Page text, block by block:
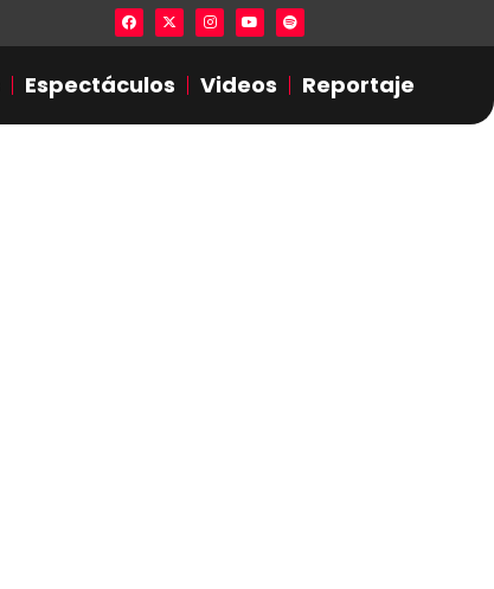
Lista en excel expone presuntas
Espectáculos Videos Reportaje